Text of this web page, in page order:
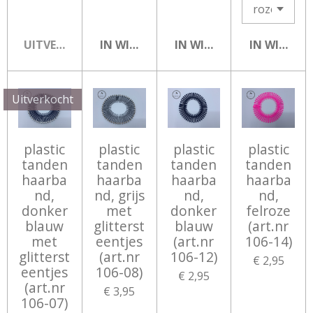
UITVERKOCHTIN WINKELWAGENIN WINKELWAGEN
IN
Uitverkocht
plastic
tanden
haarba
nd,
donker
blauw
met
glitterst
eentjes
(art.nr
106-07)
plastic
tanden
haarba
nd, grijs
met
glitterst
eentjes
(art.nr
106-08)
€ 3,95
plastic
tanden
haarba
nd,
donker
blauw
(art.nr
106-12)
€ 2,95
plastic
tanden
haarba
nd,
felroze
(art.nr
106-14)
€ 2,95